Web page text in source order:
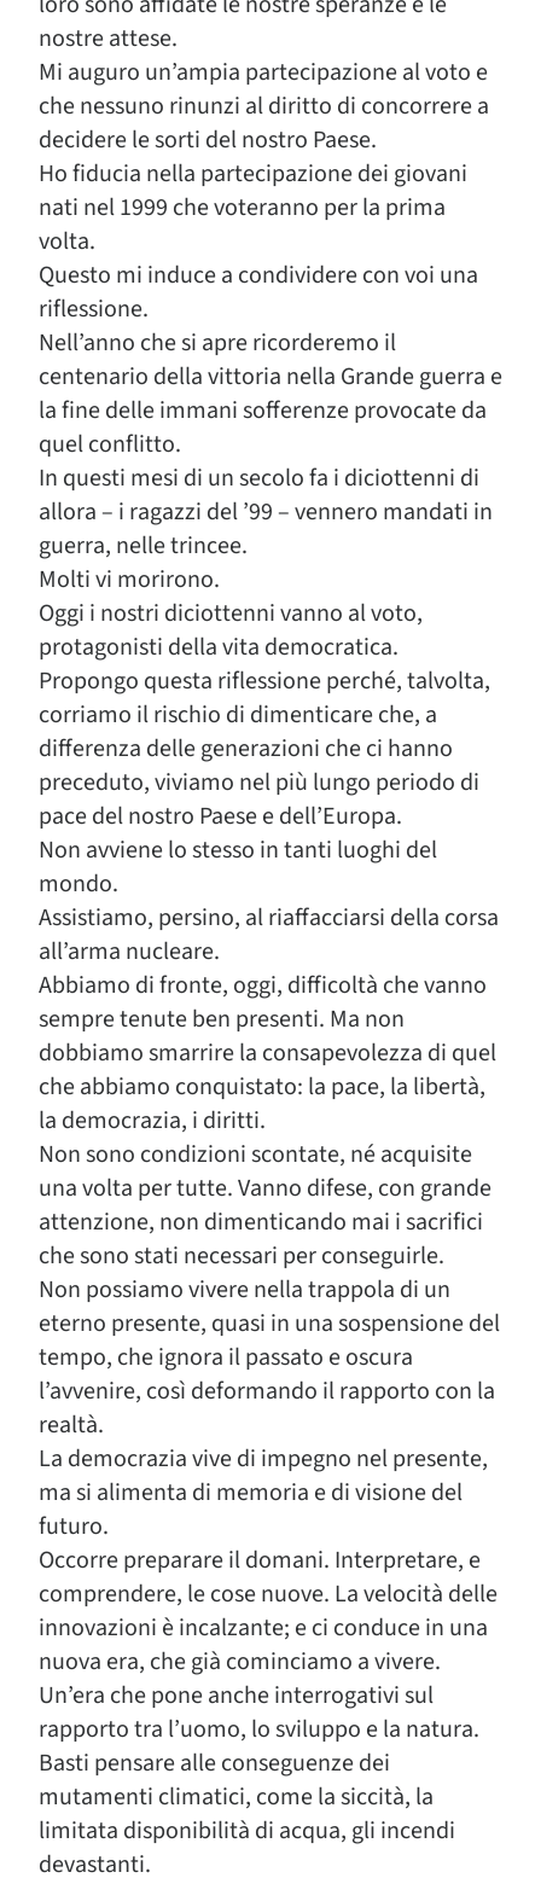
nostre attese.
Mi auguro un’ampia partecipazione al voto e
che nessuno rinunzi al diritto di concorrere a
decidere le sorti del nostro Paese.
Ho fiducia nella partecipazione dei giovani
nati nel 1999 che voteranno per la prima
volta.
Questo mi induce a condividere con voi una
riflessione.
Nell’anno che si apre ricorderemo il
centenario della vittoria nella Grande guerra e
la fine delle immani sofferenze provocate da
quel conflitto.
In questi mesi di un secolo fa i diciottenni di
allora – i ragazzi del ’99 – vennero mandati in
guerra, nelle trincee.
Molti vi morirono.
Oggi i nostri diciottenni vanno al voto,
protagonisti della vita democratica.
Propongo questa riflessione perché, talvolta,
corriamo il rischio di dimenticare che, a
differenza delle generazioni che ci hanno
preceduto, viviamo nel più lungo periodo di
pace del nostro Paese e dell’Europa.
Non avviene lo stesso in tanti luoghi del
mondo.
Assistiamo, persino, al riaffacciarsi della corsa
all’arma nucleare.
Abbiamo di fronte, oggi, difficoltà che vanno
sempre tenute ben presenti. Ma non
dobbiamo smarrire la consapevolezza di quel
che abbiamo conquistato: la pace, la libertà,
la democrazia, i diritti.
Non sono condizioni scontate, né acquisite
una volta per tutte. Vanno difese, con grande
attenzione, non dimenticando mai i sacrifici
che sono stati necessari per conseguirle.
Non possiamo vivere nella trappola di un
eterno presente, quasi in una sospensione del
tempo, che ignora il passato e oscura
l’avvenire, così deformando il rapporto con la
realtà.
La democrazia vive di impegno nel presente,
ma si alimenta di memoria e di visione del
futuro.
Occorre preparare il domani. Interpretare, e
comprendere, le cose nuove. La velocità delle
innovazioni è incalzante; e ci conduce in una
nuova era, che già cominciamo a vivere.
Un’era che pone anche interrogativi sul
rapporto tra l’uomo, lo sviluppo e la natura.
Basti pensare alle conseguenze dei
mutamenti climatici, come la siccità, la
limitata disponibilità di acqua, gli incendi
devastanti.